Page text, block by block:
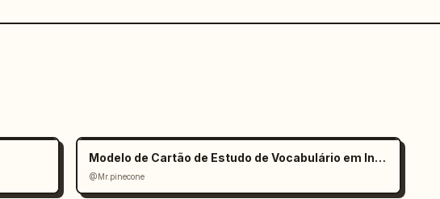
Modelo de Cartão de Estudo de Vocabulário em Inglês
@Mr.pinecone